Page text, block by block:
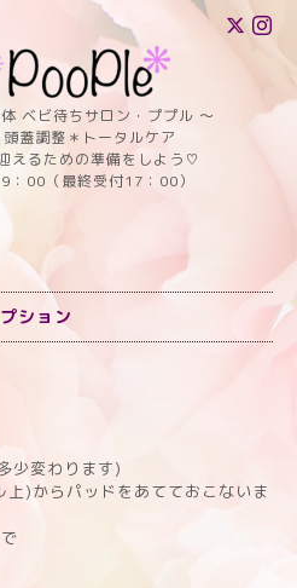
ベビ待ちサロン・ププル 〜
蓋調整＊トータルケア
えるための準備をしよう♡
：00（最終受付17：00）
ション
少変わります)
)からパッドをあてておこないま